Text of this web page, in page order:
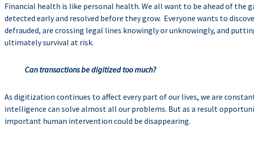
Financial health is like personal health. We all want to be ahead of the
detected early and resolved before they grow. Everyone wants to
defrauded, are crossing legal lines knowingly or unknowingly, and
ultimately survival at risk.
Can transactions be digitized too much?
As digitization continues to affect every part of our lives, we are
intelligence can solve almost all our problems. But as a result
important human intervention could be disappearing.